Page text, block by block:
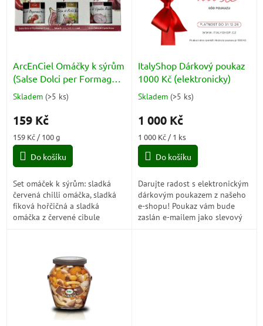
ArcEnCiel Omáčky k sýrům
(Salse Dolci per Formaggi
3x40g) 120g
Průměrné
produktu
5,0
5
Skladem (>5 ks)
159 Kč
Měrná
cena:
159 Kč / 100 g
Do košíku
Set omáček k sýrům: sladká
červená chilli omáčka, sladká
fíková hořčičná a sladká
omáčka z červené cibule
ItalyShop Dárkový poukaz
1000 Kč (elektronicky)
Průměrné
produktu
5,0
5
Skladem (>5 ks)
1 000 Kč
Měrná
cena:
1 000 Kč / 1 ks
Do košíku
Darujte radost s elektronickým
dárkovým poukazem z našeho
e-shopu! Poukaz vám bude
zaslán e-mailem jako slevový